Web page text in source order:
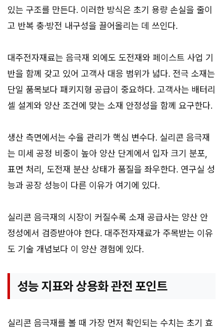
있는 구조를 만든다. 이러한 방식은 초기 용량 손실을 줄이
고 반복 충·방전 내구성을 끌어올리는 데 쓰인다.
대주전자재료는 음극재 외에도 도전재와 페이스트 사업 기
반을 함께 갖고 있어 고객사 대응 범위가 넓다. 전극 소재는
단일 품목보다 패키지형 공급이 중요하다. 고객사는 배터리
셀 설계와 양산 조건에 맞는 소재 안정성을 함께 요구한다.
생산 측면에서는 수율 관리가 핵심 변수다. 실리콘 음극재
는 미세 공정 비중이 높아 양산 단계에서 입자 크기 분포,
표면 처리, 도전재 분산 상태가 품질을 좌우한다. 연구실 성
능과 공장 성능이 다른 이유가 여기에 있다.
실리콘 음극재의 시장이 커질수록 소재 공급사는 양산 안
정성에서 검증받아야 한다. 대주전자재료가 주목받는 이유
도 기술 개념보다 이 양산 경험에 있다.
성능 지표와 상용화 관전 포인트
실리콘 음극재를 볼 때 가장 먼저 확인되는 수치는 초기 효